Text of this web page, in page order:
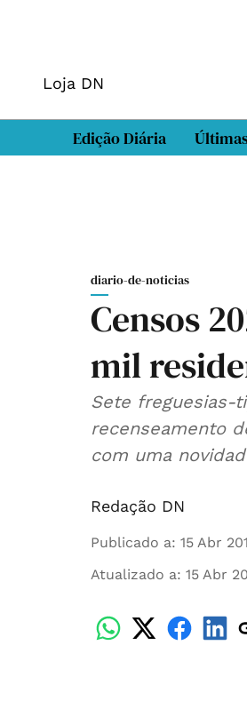
Loja DN
Edição Diária
diario-de-noticias
Censos
mil
Sete freguesias-
recenseamento
com uma
Redação DN
Publicado a: 15 Abr
Atualizado a: 15 Abr